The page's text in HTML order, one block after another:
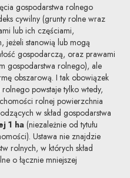
gospodarstwa rolnego
cywilny (grunty rolne wraz
lub ich częściami,
jeżeli stanowią lub mogą
gospodarczą, oraz prawami
gospodarstwa rolnego), ale
obszarową. I tak obowiązek
powstaje tylko wtedy,
rolnej powierzchnia
w skład gospodarstwa
1 ha(niezależnie od tytułu
Ustawa nie znajdzie
rolnych, w których skład
o łącznie mniejszej